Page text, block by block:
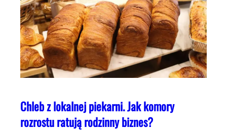
Chleb z lokalnej piekarni. Jak komory
rozrostu ratują rodzinny biznes?